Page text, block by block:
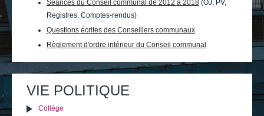
Actualités
Séances du Conseil communal de 2012 à 2018 (OJ, PV,
Registres, Comptes-rendus)
Questions écrites des Conseillers communaux
Règlement d'ordre intérieur du Conseil communal
sur
document
Imprimer Envoyer cette page
VIE POLITIQUE
Collège